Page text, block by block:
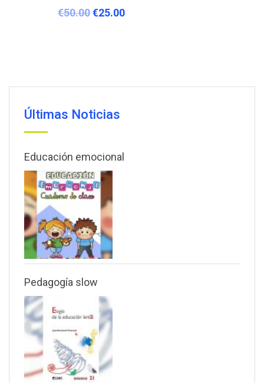
€50.00€25.00
Últimas Noticias
Educación emocional
Pedagogía slow